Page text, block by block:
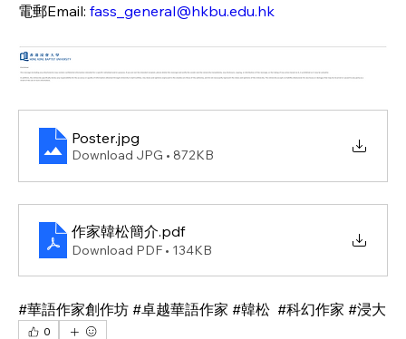
電郵Email: fass_general@hkbu.edu.hk
Poster.jpg
Download JPG • 872KB
作家韓松簡介.pdf
Download PDF • 134KB
#華語作家創作坊 #卓越華語作家 #韓松  #科幻作家 #浸大
0